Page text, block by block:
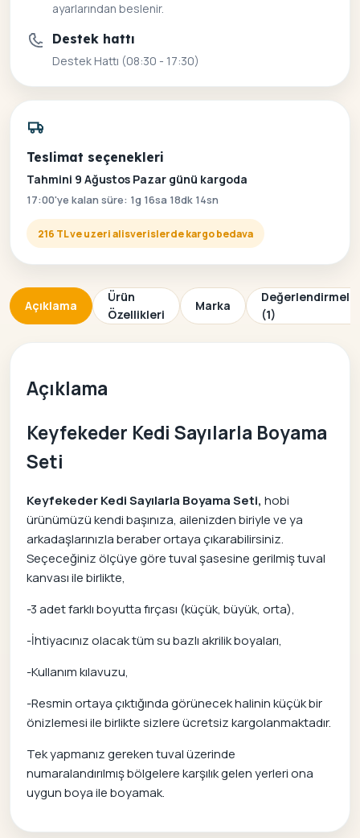
ayarlarından beslenir.
Destek hattı
Destek Hattı (08:30 - 17:30)
Teslimat seçenekleri
Tahmini 9 Ağustos Pazar günü kargoda
17:00'ye kalan süre: 1g 16sa 18dk 14sn
216 TL ve uzeri alisverislerde kargo bedava
Açıklama
Ürün
Özellikleri
Marka
(1)
Açıklama
Keyfekeder Kedi Sayılarla Boyama
Seti
Keyfekeder Kedi Sayılarla Boyama Seti, hobi
ürünümüzü kendi başınıza, ailenizden biriyle ve ya
arkadaşlarınızla beraber ortaya çıkarabilirsiniz.
Seçeceğiniz ölçüye göre tuval şasesine gerilmiş tuval
kanvası ile birlikte,
-3 adet farklı boyutta fırçası (küçük, büyük, orta),
-İhtiyacınız olacak tüm su bazlı akrilik boyaları,
-Kullanım kılavuzu,
-Resmin ortaya çıktığında görünecek halinin küçük bir
önizlemesi ile birlikte sizlere ücretsiz kargolanmaktadır.
Tek yapmanız gereken tuval üzerinde
numaralandırılmış bölgelere karşılık gelen yerleri ona
uygun boya ile boyamak.